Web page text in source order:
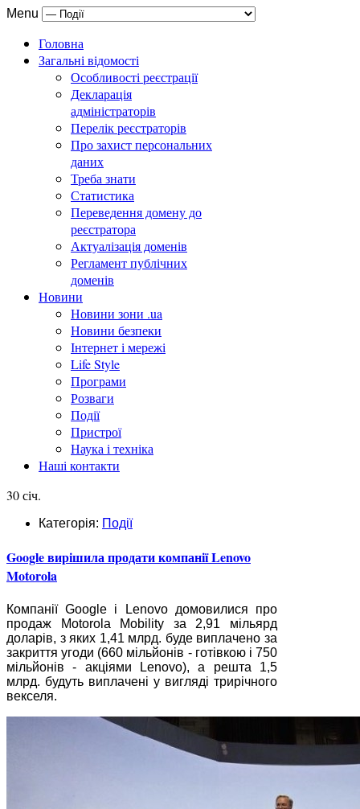
Menu
Головна
Загальні відомості
Особливості реєстрації
Декларація
адміністраторів
Перелік реєстраторів
Про захист персональних
даних
Треба знати
Статистика
Переведення домену до
реєстратора
Актуалізація доменів
Регламент публічних
доменів
Новини
Новини зони .ua
Новини безпеки
Інтернет і мережі
Life Style
Програми
Розваги
Події
Пристрої
Наука і техніка
Наші контакти
30 січ.
Категорія: Події
Google вирішила продати компанії Lenovo
Motorola
Компанії Google і Lenovo домовилися про
продаж Motorola Mobility за 2,91 мільярд
доларів, з яких 1,41 млрд. буде виплачено за
закриття угоди (660 мільйонів - готівкою і 750
мільйонів - акціями Lenovo), а решта 1,5
млрд. будуть виплачені у вигляді трирічного
векселя.